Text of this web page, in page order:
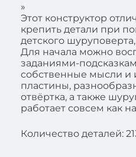
»
Этот конструктор
крепить детали при
детского
Для начала можно
заданиями-
собственные мысли и
пластины,
отвёртка, а также
работает совсем как
Количество деталей: